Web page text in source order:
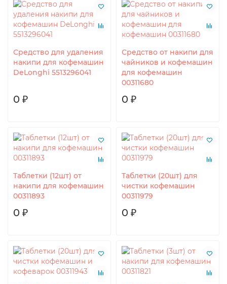
Средство для удаления
накипи для кофемашин
DeLonghi 5513296041
0 ₽
Средство от накипи для
чайников и кофемашин
для кофемашин
00311680
0 ₽
Таблетки (12шт) от
накипи для кофемашин
00311893
0 ₽
Таблетки (20шт) для
чистки кофемашин
00311979
0 ₽